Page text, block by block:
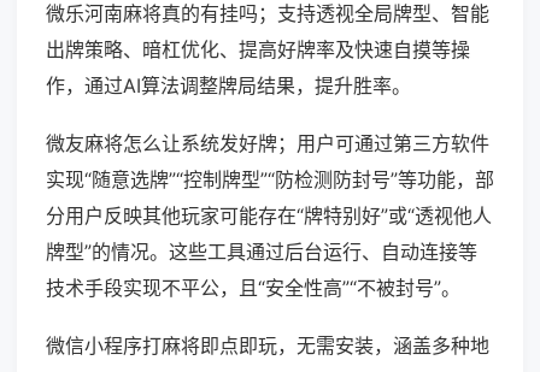
微乐河南麻将真的有挂吗；支持透视全局牌型、智能
出牌策略、暗杠优化、提高好牌率及快速自摸等操
作，通过AI算法调整牌局结果，提升胜率。
微友麻将怎么让系统发好牌；用户可通过第三方软件
实现“随意选牌”“控制牌型”“防检测防封号”等功能，部
分用户反映其他玩家可能存在“牌特别好”或“透视他人
牌型”的情况。这些工具通过后台运行、自动连接等
技术手段实现不平公，且“安全性高”“不被封号”。
微信小程序打麻将即点即玩，无需安装，涵盖多种地